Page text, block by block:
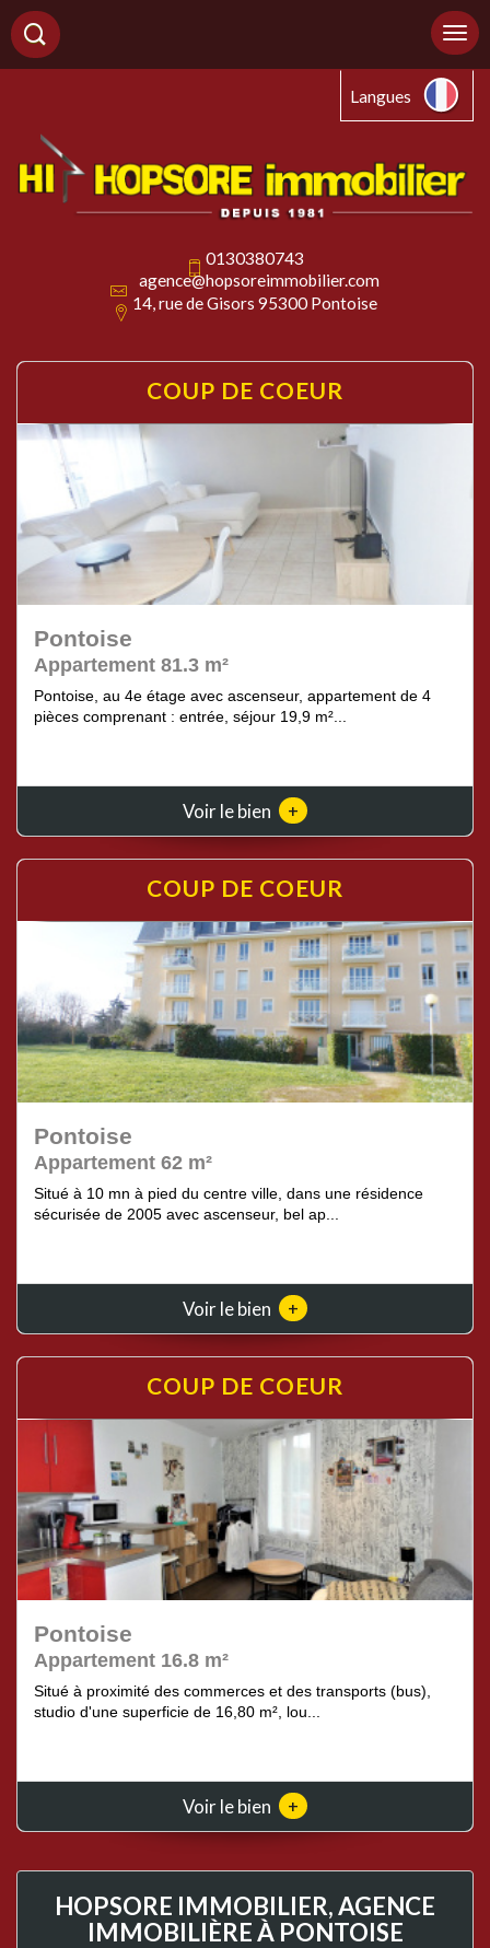
Langues
0130380743
agence@hopsoreimmobilier.com
14, rue de Gisors 95300 Pontoise
COUP DE COEUR
Pontoise
Appartement 81.3 m²
Pontoise, au 4e étage avec ascenseur, appartement de 4
pièces comprenant : entrée, séjour 19,9 m²...
Voir le bien +
COUP DE COEUR
Pontoise
Appartement 62 m²
Situé à 10 mn à pied du centre ville, dans une résidence
sécurisée de 2005 avec ascenseur, bel ap...
Voir le bien +
COUP DE COEUR
Pontoise
Appartement 16.8 m²
Situé à proximité des commerces et des transports (bus),
studio d'une superficie de 16,80 m², lou...
Voir le bien +
HOPSORE IMMOBILIER, AGENCE
IMMOBILIÈRE À PONTOISE